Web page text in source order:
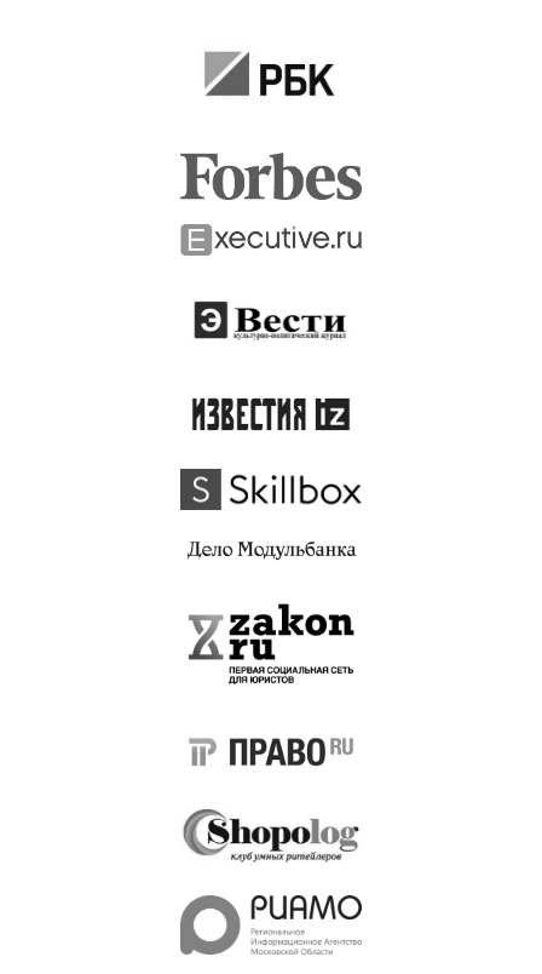
Подписаться на рассылку
на обработку персональных
данных в соответствии сполитикойобработки
персональных данных